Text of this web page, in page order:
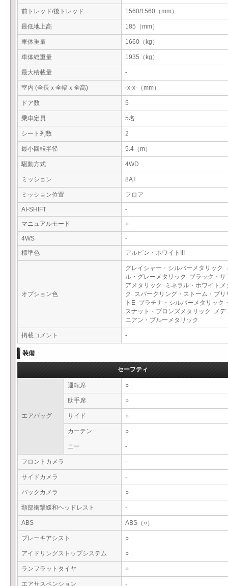
前トレッド/後トレッド 1560/1560（mm）
最低地上高 185（mm）
車体重量 1660（kg）
車体総重量 1935（kg）
最大積載量 -
室内 (全長ｘ全幅ｘ全高) -x-x-（mm）
ドア数 5
乗車定員 5名
シート列数 2
最小回転半径 5.4（m）
駆動方式 4WD
ミッション 8AT
ミッション位置 フロア
AI-SHIFT
-
マニュアルモード
○
4WS
-
標準色
アルピン・ホワイトIII
オプション色
グレイシャー・シルバーメタリック
ル・グレーメタリック ブラック・サ
アメタリック ミネラル・ホワイトメ
ク スパークリング・ストーム・ブリ
トE プラチナ・シルバーメタリック
スナット・ブロンズメタリック メデ
ニアン・ブルーメタリック
掲載コメント -
装備
セーフティ
エアバッグ
運転席 ○
助手席 ○
サイド ○
カーテン ○
ニー -
フロントカメラ -
サイドカメラ -
バックカメラ ○
頸部衝撃緩和ヘッドレスト -
ABS ABS（○）
ブレーキアシスト ○
アイドリングストップシステム ○
ランフラットタイヤ ○
エアサスペンション -